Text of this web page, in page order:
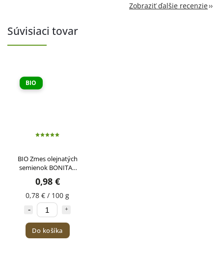
Zobraziť ďalšie recenzie
Súvisiaci tovar
BIO
BIO Zmes olejnatých
semienok BONITAS
125g
0,98 €
0,78 € / 100 g
Do košíka